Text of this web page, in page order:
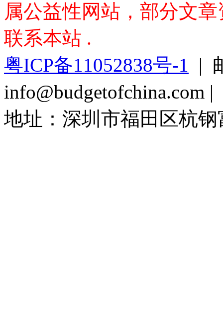
属公益性网站，部分文
联系本站 .
粤ICP备11052838号-1 |
info@budgetofchina.com
地址：深圳市福田区杭钢